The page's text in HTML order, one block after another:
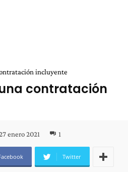
incluyente
contratación
enero 2021 1
Twitter